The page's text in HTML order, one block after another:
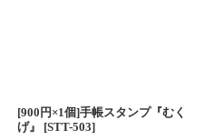
[900円×1個]手帳スタンプ『むく
げ』
[STT-503]